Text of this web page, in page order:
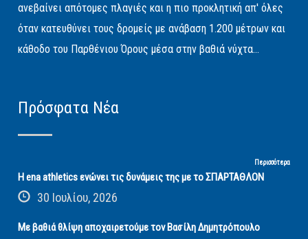
ανεβαίνει απότομες πλαγιές και η πιο προκλητική απ' όλες
όταν κατευθύνει τους δρομείς με ανάβαση 1.200 μέτρων και
κάθοδο του Παρθένιου Όρους μέσα στην βαθιά νύχτα...
Πρόσφατα Νέα
Περισσότερα
Η ena athletics ενώνει τις δυνάμεις της με το ΣΠΑΡΤΑΘΛΟΝ
30 Ιουλίου, 2026
Με βαθιά θλίψη αποχαιρετούμε τον Βασίλη Δημητρόπουλο